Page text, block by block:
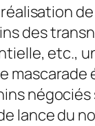
des
etc.,
lance du